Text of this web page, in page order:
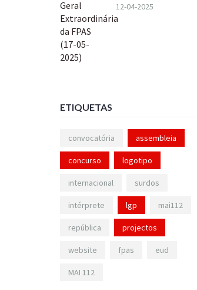
12-04-2025
ETIQUETAS
convocatória assembleia
concurso logotipo
internacional surdos
intérprete lgp mai112
república projectos
website fpas eud
MAI 112